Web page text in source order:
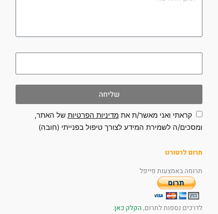
שליחה
קראתי ואני מאשר/ת אתמדיניות הפרטיותשל האתר,
ומסכים/ה לשמירת המידע לצורך טיפול בפנייתי (חובה)
תרום לרטורנו
תרומה באמצעות פייפל
לדרכים נספות לתרום,הקלק כאן.